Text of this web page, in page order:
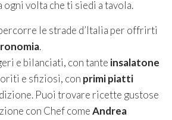
ogni volta che ti siedi a tavola.
le strade d’Italia per offrirti
.
e bilanciati, con tante insalatone
e sfiziosi, con primi piatti
Puoi trovare ricette gustose
con Chef comeAndrea